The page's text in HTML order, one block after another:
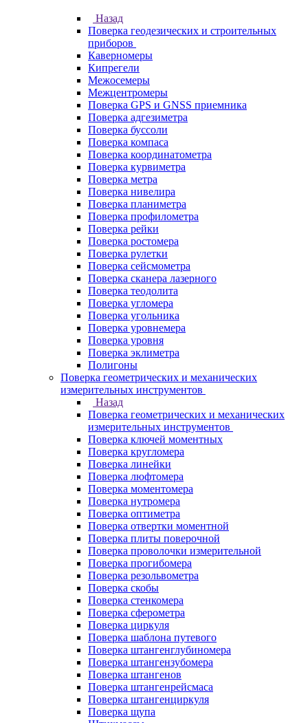
Назад
Поверка геодезических и строительных
приборов
Каверномеры
Кипрегели
Межосемеры
Межцентромеры
Поверка GPS и GNSS приемника
Поверка адгезиметра
Поверка буссоли
Поверка компаса
Поверка координатометра
Поверка курвиметра
Поверка метра
Поверка нивелира
Поверка планиметра
Поверка профилометра
Поверка рейки
Поверка ростомера
Поверка рулетки
Поверка сейсмометра
Поверка сканера лазерного
Поверка теодолита
Поверка угломера
Поверка угольника
Поверка уровнемера
Поверка уровня
Поверка эклиметра
Полигоны
Поверка геометрических и механических
измерительных инструментов
Назад
Поверка геометрических и механических
измерительных инструментов
Поверка ключей моментных
Поверка кругломера
Поверка линейки
Поверка люфтомера
Поверка моментомера
Поверка нутромера
Поверка оптиметра
Поверка отвертки моментной
Поверка плиты поверочной
Поверка проволочки измерительной
Поверка прогибомера
Поверка резольвометра
Поверка скобы
Поверка стенкомера
Поверка сферометра
Поверка циркуля
Поверка шаблона путевого
Поверка штангенглубиномера
Поверка штангензубомера
Поверка штангенов
Поверка штангенрейсмаса
Поверка штангенциркуля
Поверка щупа